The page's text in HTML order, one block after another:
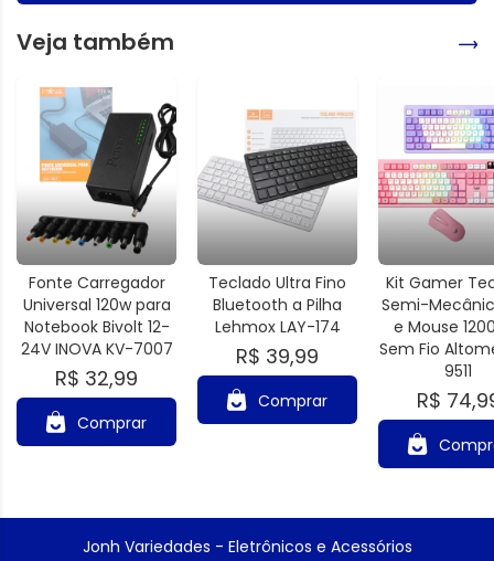
Veja também
Fonte Carregador
Universal 120w para
Notebook Bivolt 12-
24V INOVA KV-7007
R$ 32,99
Comprar
Teclado Ultra Fino
Bluetooth a Pilha
Lehmox LAY-174
R$ 39,99
Comprar
Kit Gamer
Semi-
e Mouse
Sem Fio
9511
R$
Jonh Variedades - Eletrônicos e Acessórios